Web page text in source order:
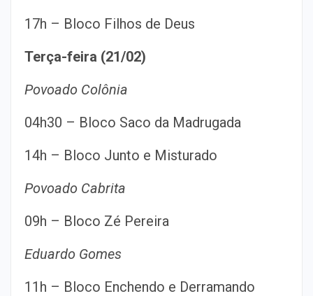
17h – Bloco Filhos de Deus
Terça-feira (21/02)
Povoado Colônia
04h30 – Bloco Saco da Madrugada
14h – Bloco Junto e Misturado
Povoado Cabrita
09h – Bloco Zé Pereira
Eduardo Gomes
11h – Bloco Enchendo e Derramando